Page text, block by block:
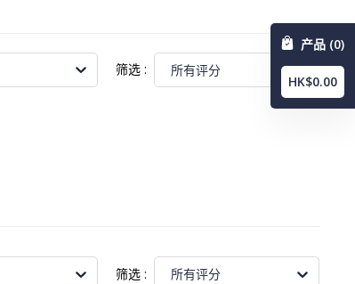
筛选 : 所有评分
筛选 : 所有评分
产品 (0)
HK$0.00